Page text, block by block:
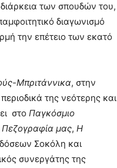
των σπουδών του,
διαγωνισμό
την επέτειο των εκατό
Μπριτάννικα, στην
της νεότερης και
στο Παγκόσμιο
μας, Η
Σοκόλη και
συνεργάτης της